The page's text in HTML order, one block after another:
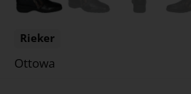
Rieker
Ottowa